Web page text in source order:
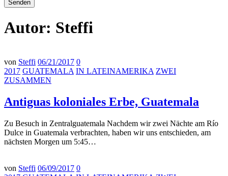
Autor: Steffi
von Steffi 06/21/2017 0
2017 GUATEMALA IN LATEINAMERIKA ZWEI
ZUSAMMEN
Antiguas koloniales Erbe, Guatemala
Zu Besuch in Zentralguatemala Nachdem wir zwei Nächte am Río
Dulce in Guatemala verbrachten, haben wir uns entschieden, am
nächsten Morgen um 5:45…
von Steffi 06/09/2017 0